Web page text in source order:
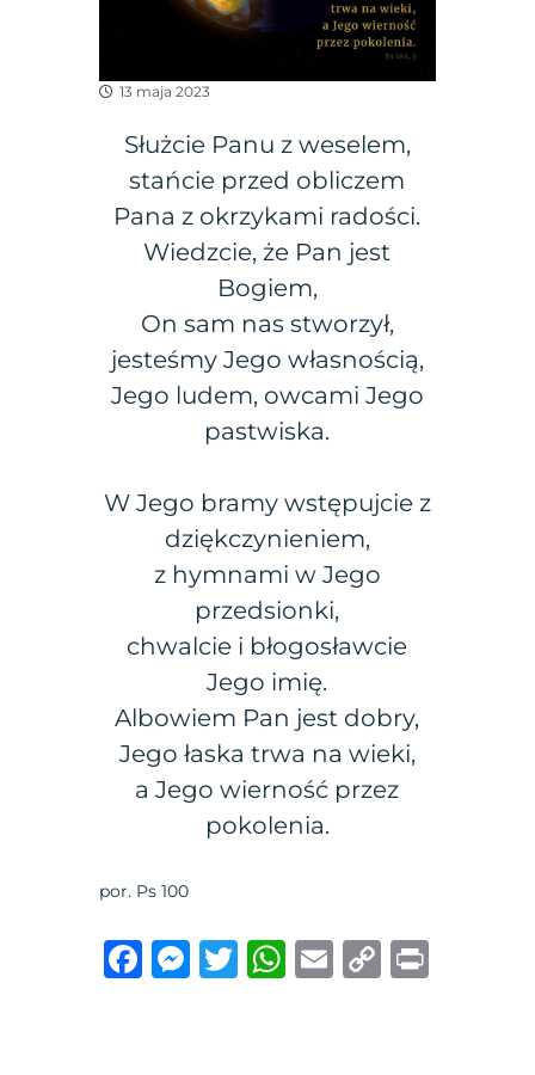
13 maja 2023
Służcie Panu z weselem,
stańcie przed obliczem
Pana z okrzykami radości.
Wiedzcie, że Pan jest
Bogiem,
On sam nas stworzył,
jesteśmy Jego własnością,
Jego ludem, owcami Jego
pastwiska.
W Jego bramy wstępujcie z
dziękczynieniem,
z hymnami w Jego
przedsionki,
chwalcie i błogosławcie
Jego imię.
Albowiem Pan jest dobry,
Jego łaska trwa na wieki,
a Jego wierność przez
pokolenia.
por. Ps 100
F
M T
W E
C